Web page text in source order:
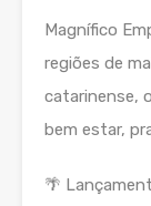
Magnífico
regiões de
catarinense,
bem estar,
🌴